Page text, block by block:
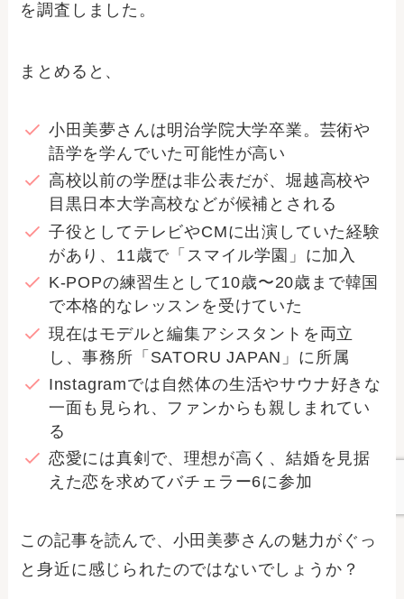
を調査しました。
まとめると、
小田美夢さんは明治学院大学卒業。芸術や
語学を学んでいた可能性が高い
高校以前の学歴は非公表だが、堀越高校や
目黒日本大学高校などが候補とされる
子役としてテレビやCMに出演していた経験
があり、11歳で「スマイル学園」に加入
K-POPの練習生として10歳〜20歳まで韓国
で本格的なレッスンを受けていた
現在はモデルと編集アシスタントを両立
し、事務所「SATORU JAPAN」に所属
Instagramでは自然体の生活やサウナ好きな
一面も見られ、ファンからも親しまれてい
る
恋愛には真剣で、理想が高く、結婚を見据
えた恋を求めてバチェラー6に参加
この記事を読んで、小田美夢さんの魅力がぐっ
と身近に感じられたのではないでしょうか？